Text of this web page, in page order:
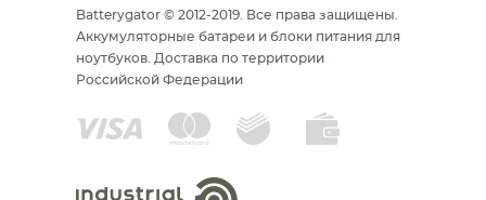
Batterygator © 2012-2019. Все права защищены.
Аккумуляторные батареи и блоки питания для
ноутбуков. Доставка по территории
Российской Федерации